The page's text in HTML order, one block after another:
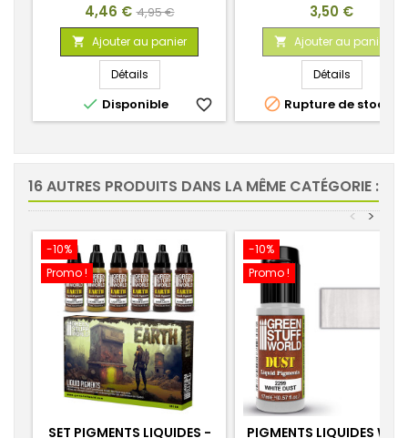
Prix
4,46 € Prix
de
base
4,95 €
 Ajouter au panier
Détails
 Disponible favorite_border
Prix
3,50 €
 Ajouter au panier
Détails
 Rupture de stock
16 AUTRES PRODUITS DANS LA MÊME CATÉGORIE :
>
<
-10%
Promo !
SET PIGMENTS LIQUIDES -
-10%
Promo !
PIGMENTS LIQUIDES